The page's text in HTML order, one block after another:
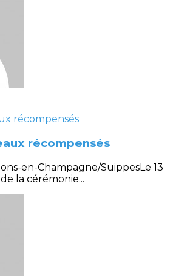
récompensés
en-Champagne/SuippesLe 13
la cérémonie...